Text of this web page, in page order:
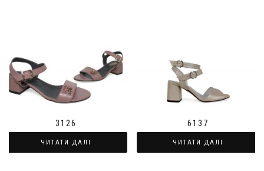
3126
ЧИТАТИ ДАЛІ
6137
ЧИТАТИ ДАЛІ